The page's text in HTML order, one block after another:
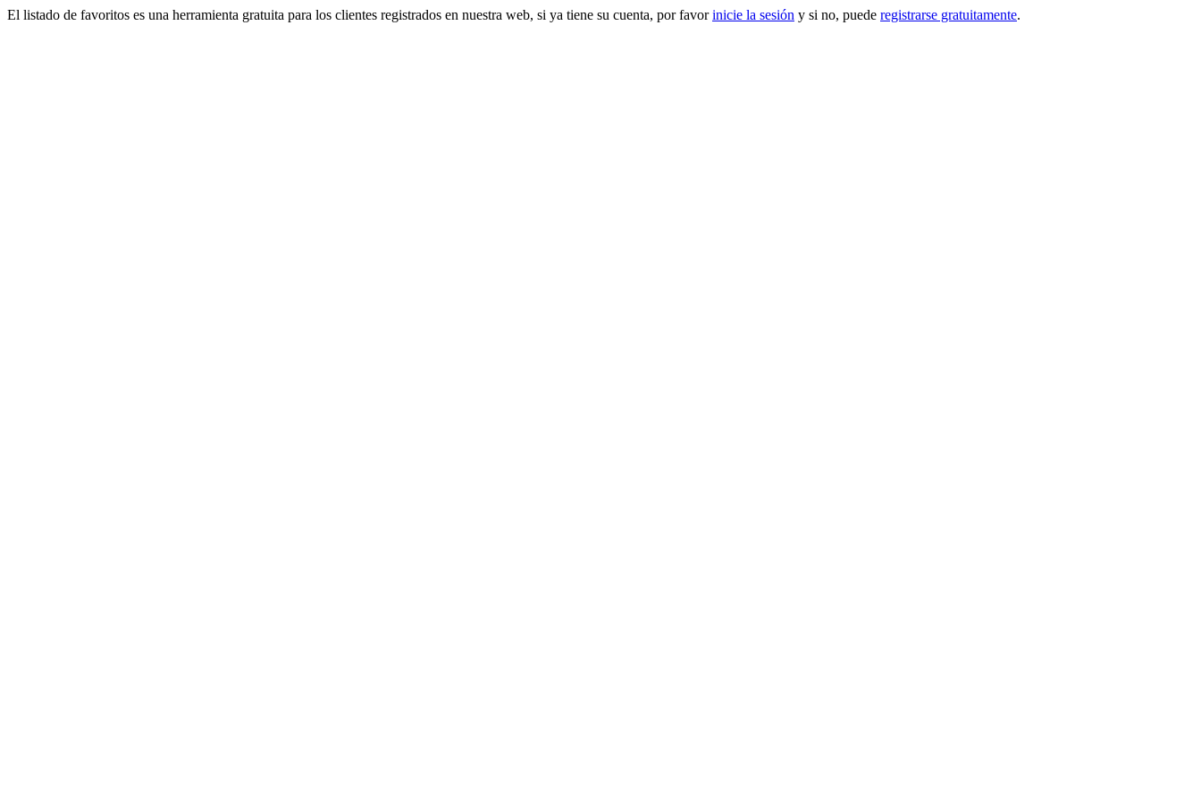
El listado de favoritos es una herramienta gratuita para los clientes registrados en nuestra web, si ya tiene su cuenta, por favorinicie la sesión y si no, puede registrarse gratuitamente.